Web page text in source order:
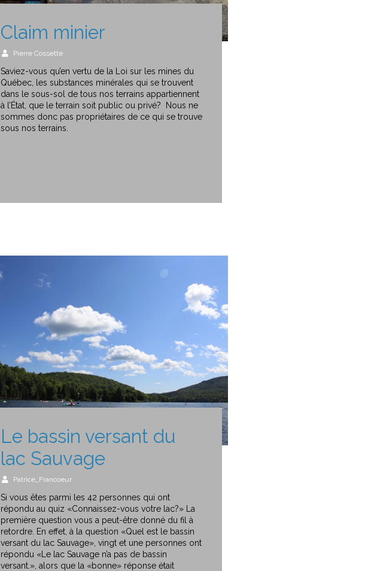
Claim minier
Pierre Cossette
Saviez-vous qu’en vertu de la Loi sur les mines du
Québec, les substances minérales qui se trouvent
dans le sous-sol de tous nos terrains appartiennent
à l’État, que le terrain soit public ou privé? Nous ne
sommes donc pas propriétaires de ce qui se trouve
sous nos terrains.
Le bassin versant du
lac Sauvage
Patrice_Francoeur
Si vous êtes parmi les 42 personnes qui ont
répondu au quiz «Connaissez-vous votre lac?» La
première question vous a peut-être donné du fil à
retordre. En effet, à la question «Quel est le bassin
versant du lac Sauvage», vingt et une personnes ont
répondu «Le lac Sauvage n’a pas de bassin
versant.», alors que la «bonne» réponse était